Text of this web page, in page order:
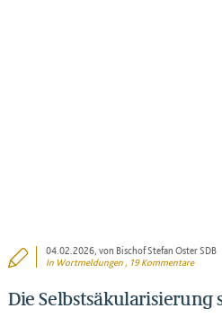
04.02.2026, von Bischof Stefan Oster SDB
In Wortmeldungen , 19 Kommentare
Die Selbstsäkularisierung